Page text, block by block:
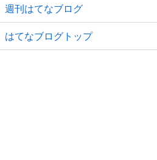
週刊はてなブログ
はてなブログトップ